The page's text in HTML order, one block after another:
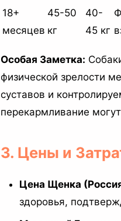
18+
месяцев
45-50
кг
40-
45 кг
Особая Заметка:
физической зрелости
суставов и
перекармливание
3. Цены и
Цена Щенка
здоровья,